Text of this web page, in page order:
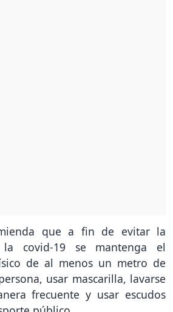
que a fin de evitar la
la covid-19 se mantenga el
de al menos un metro de
usar mascarilla, lavarse
frecuente y usar escudos